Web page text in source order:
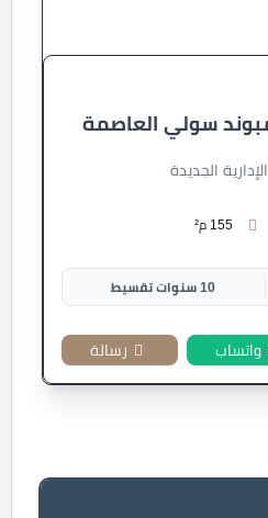
سولي العاصمة
الجديدة
155 م²
10 سنوات تقسيط
واتساب رسالة